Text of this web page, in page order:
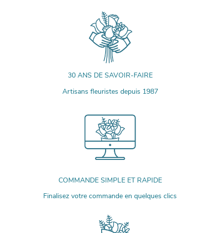
30 ANS DE SAVOIR-FAIRE
Artisans fleuristes depuis 1987
COMMANDE SIMPLE ET RAPIDE
Finalisez votre commande en quelques clics